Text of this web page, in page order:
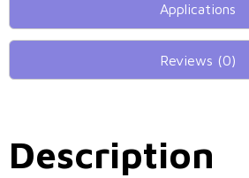
Applications
Reviews (0)
Description